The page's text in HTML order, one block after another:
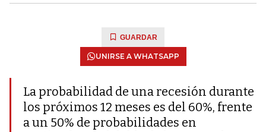
GUARDAR
UNIRSE A WHATSAPP
La probabilidad de una recesión durante
los próximos 12 meses es del 60%, frente
a un 50% de probabilidades en